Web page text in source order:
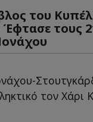
του
Έφτασε τους